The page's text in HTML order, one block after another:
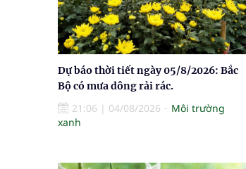
Dự báo thời tiết ngày 05/8/2026: Bắc
Bộ có mưa dông rải rác.
21:06 | 04/08/2026
Môi trường
xanh